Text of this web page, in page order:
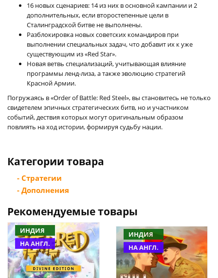
16 новых сценариев: 14 из них в основной кампании и 2
дополнительных, если второстепенные цели в
Сталинградской битве не выполнены.
Разблокировка новых советских командиров при
выполнении специальных задач, что добавит их к уже
существующим из «Red Star».
Новая ветвь специализаций, учитывающая влияние
программы ленд-лиза, а также эволюцию стратегий
Красной Армии.
Погружаясь в «Order of Battle: Red Steel», вы становитесь не только
свидетелем эпичных стратегических битв, но и участником
событий, дествия которых могут оригинальным образом
повлиять на ход истории, формируя судьбу нации.
Категории товара
- Стратегии
- Дополнения
Рекомендуемые товары
ИНДИЯ
НА АНГЛ.
ИНДИЯ
НА АНГЛ.